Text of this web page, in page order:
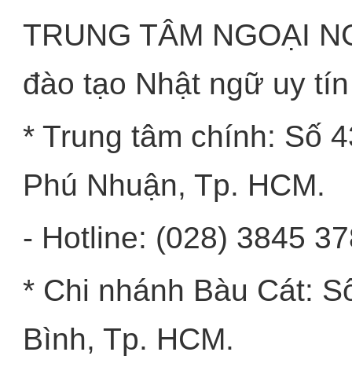
TRUNG TÂM NGOẠI
đào tạo Nhật ngữ uy tín
* Trung tâm chính: Số
Phú Nhuận, Tp. HCM.
- Hotline: (028) 3845
* Chi nhánh Bàu Cát:
Bình, Tp. HCM.